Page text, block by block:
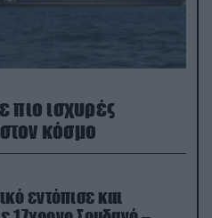
πιο ισχυρές
κόσμο
εντόπισε και